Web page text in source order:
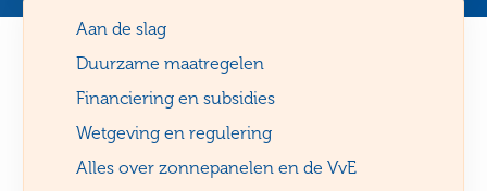
Aan de slag
Duurzame maatregelen
Financiering en subsidies
Wetgeving en regulering
Alles over zonnepanelen en de VvE